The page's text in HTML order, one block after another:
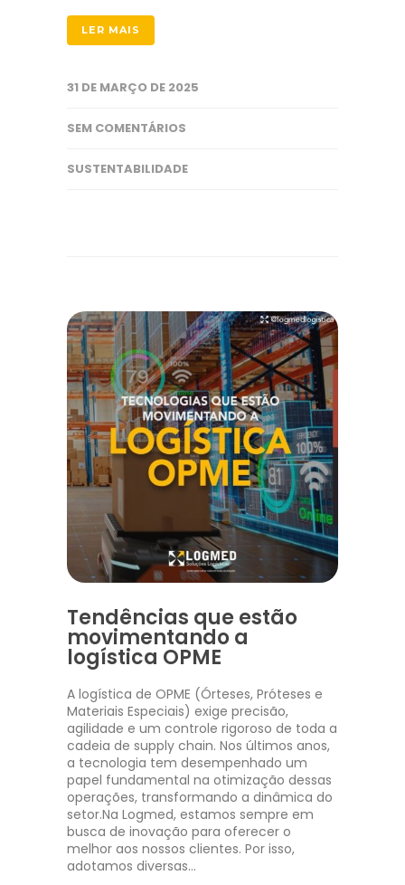
LER MAIS
31 DE MARÇO DE 2025
SEM COMENTÁRIOS
SUSTENTABILIDADE
Tendências que estão
movimentando a
logística OPME
A logística de OPME (Órteses, Próteses e
Materiais Especiais) exige precisão,
agilidade e um controle rigoroso de toda a
cadeia de supply chain. Nos últimos anos,
a tecnologia tem desempenhado um
papel fundamental na otimização dessas
operações, transformando a dinâmica do
setor.Na Logmed, estamos sempre em
busca de inovação para oferecer o
melhor aos nossos clientes. Por isso,
adotamos diversas…